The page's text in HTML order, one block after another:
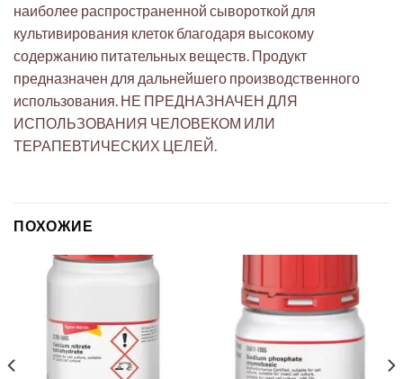
наиболее распространенной сывороткой для
культивирования клеток благодаря высокому
содержанию питательных веществ. Продукт
предназначен для дальнейшего производственного
использования. НЕ ПРЕДНАЗНАЧЕН ДЛЯ
ИСПОЛЬЗОВАНИЯ ЧЕЛОВЕКОМ ИЛИ
ТЕРАПЕВТИЧЕСКИХ ЦЕЛЕЙ.
ПОХОЖИЕ